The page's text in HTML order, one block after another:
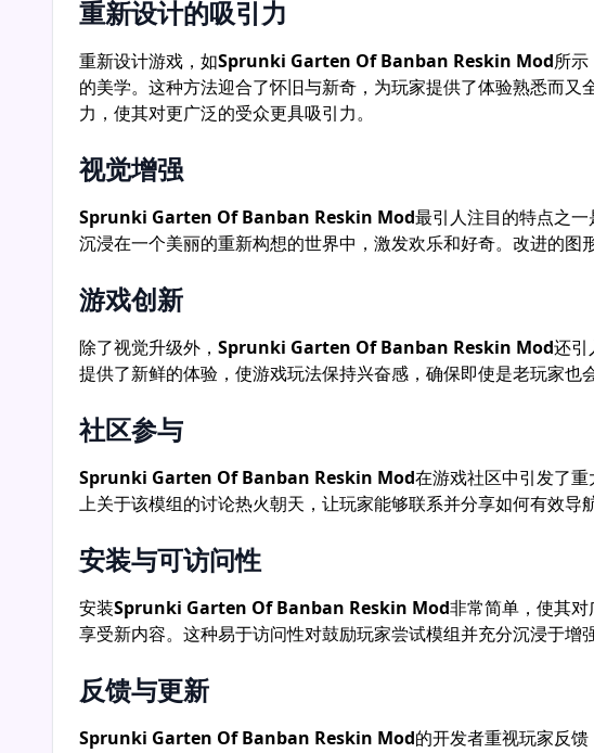
Sprunki Garten Of Banban 皮肤修改版 介绍
Sprunki Garten Of Banban
游戏社区最近对Sprunki Garten Of Banban Reskin Mod充满了
创造力和兴奋感。
Sprunki Garten Of Banban Reskin Mod 不仅
验的玩家必试之选。
什么是Sprunki Garten Of Banban？
在深入了解 Sprunki Garten Of Banban Reskin Mod
的具体内
满迷人挑战和引人入胜故事的奇幻世界。玩家在精美设计的景观
家，但Sprunki Garten Of Banban Reskin Mod
重新设计的吸引力
重新设计游戏，如
的美学。这种方法迎合了怀旧与新奇，为玩家提供了体验熟悉而又
力，使其对更广泛的受众更具吸引力。